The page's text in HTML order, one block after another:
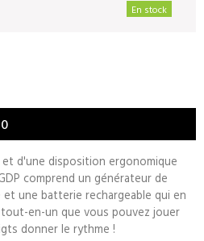
En stock
d'une disposition ergonomique
comprend un générateur de
une batterie rechargeable qui en
en-un que vous pouvez jouer
donner le rythme !